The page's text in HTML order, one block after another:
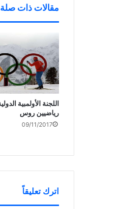
مقالات ذات صلة
رياضيين روس
09/11/2017
اترك تعليقاً